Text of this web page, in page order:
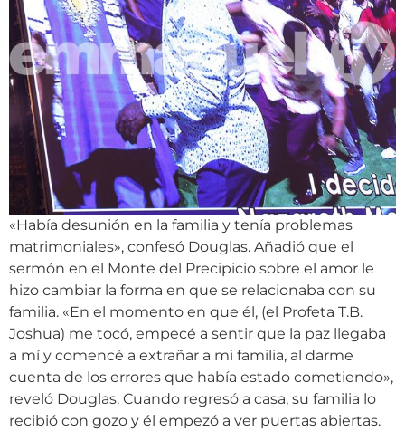
«Había desunión en la familia y tenía problemas
matrimoniales», confesó Douglas. Añadió que el
sermón en el Monte del Precipicio sobre el amor le
hizo cambiar la forma en que se relacionaba con su
familia. «En el momento en que él, (el Profeta T.B.
Joshua) me tocó, empecé a sentir que la paz llegaba
a mí y comencé a extrañar a mi familia, al darme
cuenta de los errores que había estado cometiendo»,
reveló Douglas. Cuando regresó a casa, su familia lo
recibió con gozo y él empezó a ver puertas abiertas.